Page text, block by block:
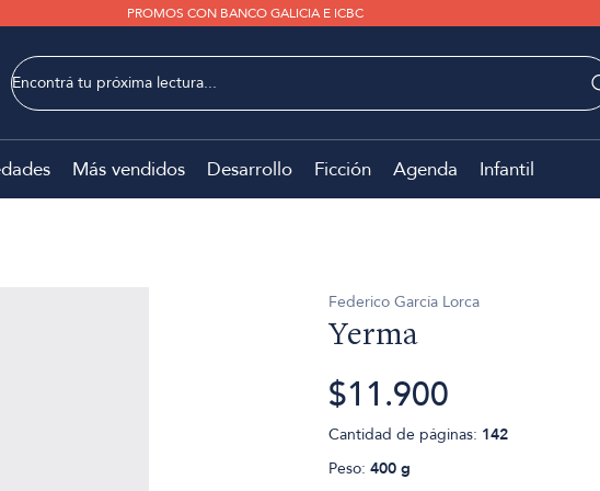
PROMOS CON BANCO GALICIA E ICBC
Más vendidos Desarrollo Ficción Agenda Infantil
Federico García Lorca
Yerma
$11.900
Cantidad de páginas: 142
Peso: 400 g